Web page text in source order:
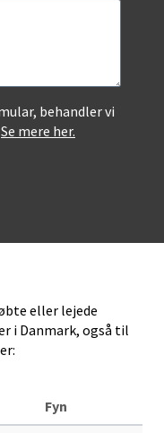
behandler vi
Se mere her.
eller lejede
i Danmark, også til
Fyn